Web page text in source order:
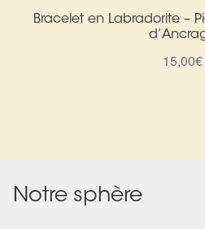
Bracelet en Labradorite –
15,00€
Notre sphère